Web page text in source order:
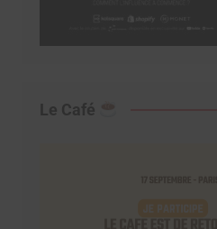
Le Café